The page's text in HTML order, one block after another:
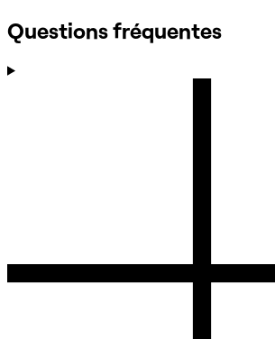
Questions fréquentes